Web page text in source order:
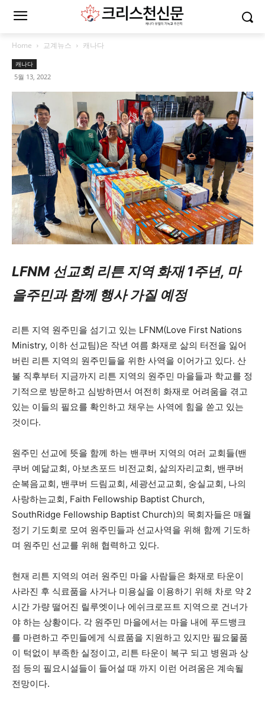
Home 교계뉴스 캐나다
캐나다
5월 13, 2022
LFNM 선교회 리튼 지역 화재 1주년, 마
을주민과 함께 행사 가질 예정
리튼 지역 원주민을 섬기고 있는 LFNM(Love First Nations
Ministry, 이하 선교팀)은 작년 여름 화재로 삶의 터전을 잃어
버린 리튼 지역의 원주민들을 위한 사역을 이어가고 있다. 산
불 직후부터 지금까지 리튼 지역의 원주민 마을들과 학교를 정
기적으로 방문하고 심방하면서 여전히 화재로 어려움을 겪고
있는 이들의 필요를 확인하고 채우는 사역에 힘을 쏟고 있는
것이다.
원주민 선교에 뜻을 함께 하는 밴쿠버 지역의 여러 교회들(밴
쿠버 예닮교회, 아보츠포드 비전교회, 삶의자리교회, 밴쿠버
순복음교회, 밴쿠버 드림교회, 세광선교교회, 숭실교회, 나의
사랑하는교회, Faith Fellowship Baptist Church,
SouthRidge Fellowship Baptist Church)의 목회자들은 매월
정기 기도회로 모여 원주민들과 선교사역을 위해 함께 기도하
며 원주민 선교를 위해 협력하고 있다.
현재 리튼 지역의 여러 원주민 마을 사람들은 화재로 타운이
사라진 후 식료품을 사거나 미용실을 이용하기 위해 차로 약 2
시간 가량 떨어진 릴루엣이나 에쉬크로프트 지역으로 건너가
야 하는 상황이다. 각 원주민 마을에서는 마을 내에 푸드뱅크
를 마련하고 주민들에게 식료품을 지원하고 있지만 필요물품
이 턱없이 부족한 실정이고, 리튼 타운이 복구 되고 병원과 상
점 등의 필요시설들이 들어설 때 까지 이런 어려움은 계속될
전망이다.